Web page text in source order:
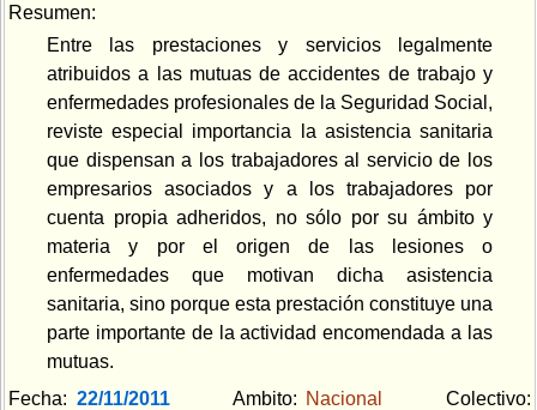
Resumen:
Entre las prestaciones y servicios legalmente
atribuidos a las mutuas de accidentes de trabajo y
enfermedades profesionales de la Seguridad Social,
reviste especial importancia la asistencia sanitaria
que dispensan a los trabajadores al servicio de los
empresarios asociados y a los trabajadores por
cuenta propia adheridos, no sólo por su ámbito y
materia y por el origen de las lesiones o
enfermedades que motivan dicha asistencia
sanitaria, sino porque esta prestación constituye una
parte importante de la actividad encomendada a las
mutuas.
Fecha: 22/11/2011Ambito: Nacional
Colectivo: